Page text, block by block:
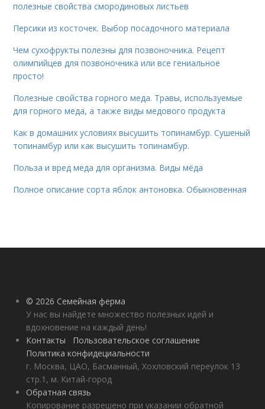
полезные свойства смородиновых листьев
Персики из косточек. Выбор посадочного материала
Чем сухофрукты полезны для позвоночника. Рецепт
олимпийцев для позвоночника или все гениальное
просто!
Полезные свойства горного меда. Травы, используемые
для горного меда, а также виды медового продукта
Как в домашних условиях высушить топинамбур. Сушеный
топинамбур или как высушить топинамбур.
Польза и вред меда для организма. Виды мёда
Полное описание сорта яблок антоновка. Обыкновенная
© 2026 Семейная ферма
У нас вы найдете множество полезных идей и
вдохновение на каждый день!
Контакты
Пользовательское соглашение
Политика конфидециальности
г. Москва, ЦАО, Басманный, Хохловский переулок 13
стр.1, м. Китай-город
Обратная связь
Копирование разрешено при указании обратной